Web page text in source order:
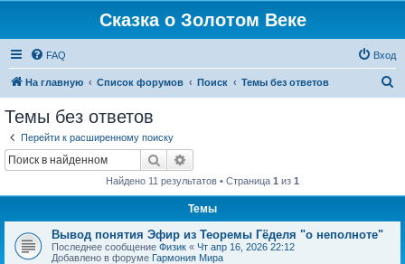
Сказка о Золотом Веке
FAQ Вход
На главную Список форумов Поиск Темы без ответов
Темы без ответов
Перейти к расширенному поиску
Поиск
Найдено 11 результатов • Страница 1 из 1
Темы
Вывод понятия Эфир из Теоремы Гёделя "о неполноте"
Последнее сообщение Физик « Чт апр 16, 2026 22:12
Добавлено в форуме Гармония Мира